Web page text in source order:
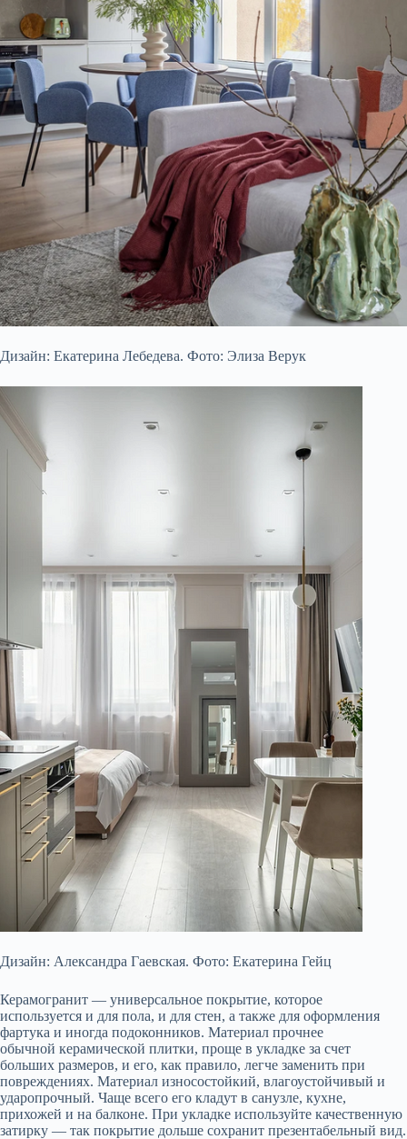
Дизайн: Екатерина Лебедева. Фото: Элиза Верук
Дизайн: Александра Гаевская. Фото: Екатерина Гейц
Керамогранит — универсальное покрытие, которое
используется и для пола, и для стен, а также для оформления
фартука и иногда подоконников. Материал прочнее
обычной керамической плитки, проще в укладке за счет
больших размеров, и его, как правило, легче заменить при
повреждениях. Материал износостойкий, влагоустойчивый и
ударопрочный. Чаще всего его кладут в санузле, кухне,
прихожей и на балконе. При укладке используйте качественную
затирку — так покрытие дольше сохранит презентабельный вид.